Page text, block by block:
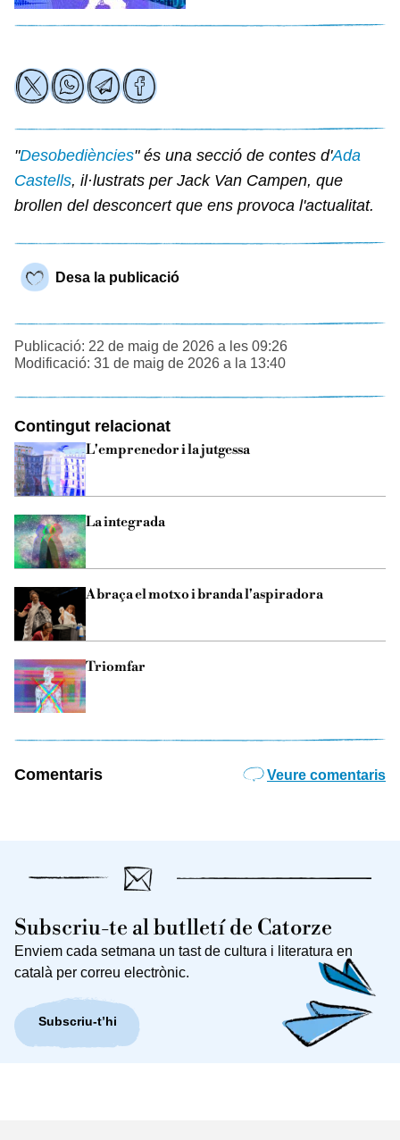
"Desobediències" és una secció de contes d'Ada
Castells, il·lustrats per Jack Van Campen, que
brollen del desconcert que ens provoca l'actualitat.
Desa la publicació
Publicació: 22 de maig de 2026 a les 09:26
Modificació: 31 de maig de 2026 a la 13:40
Contingut relacionat
L'emprenedor i la jutgessa
La integrada
Abraça el motxo i branda l'aspiradora
Triomfar
Comentaris Veure comentaris
Subscriu-te al butlletí de Catorze
Enviem cada setmana un tast de cultura i literatura en
català per correu electrònic.
Subscriu-t’hi